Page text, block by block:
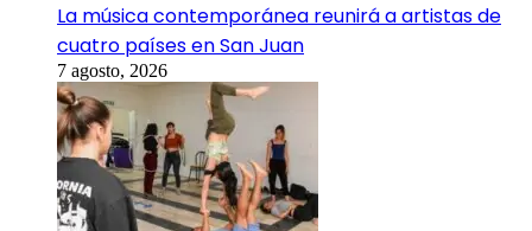
La música contemporánea reunirá a artistas de
cuatro países en San Juan
7 agosto, 2026